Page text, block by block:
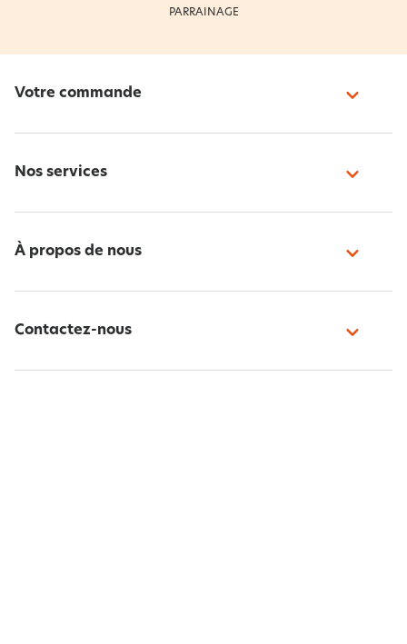
PARRAINAGE
Votre commande
Nos services
À propos de nous
Contactez-nous